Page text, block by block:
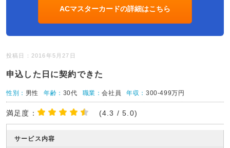
ACマスターカードの詳細はこちら
投稿日：2016年5月27日
申込した日に契約できた
性別： 男性 年齢： 30代 職業：会社員 年収：300-499万円
満足度： (4.3 / 5.0)
サービス内容